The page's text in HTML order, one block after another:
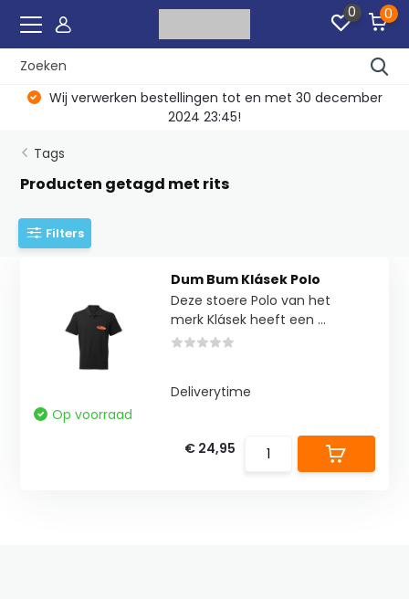
0 0
Wij verwerken bestellingen tot en met 30 december
2024 23:45!
Tags
Producten getagd met rits
Filters
Dum Bum Klásek Polo
Deze stoere Polo van het
merk Klásek heeft een ...
Deliverytime
Op voorraad
€ 24,95